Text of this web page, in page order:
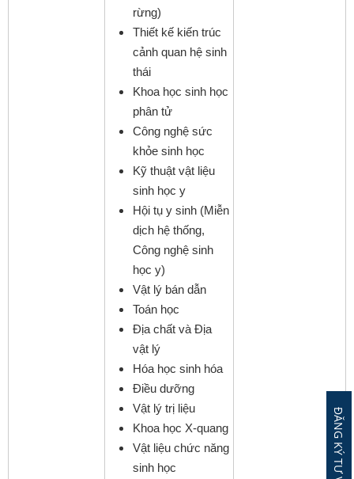
rừng)
Thiết kế kiến trúc
cảnh quan hệ sinh
thái
Khoa học sinh học
phân tử
Công nghệ sức
khỏe sinh học
Kỹ thuật vật liệu
sinh học y
Hội tụ y sinh (Miễn
dịch hệ thống,
Công nghệ sinh
học y)
Vật lý bán dẫn
Toán học
Địa chất và Địa
vật lý
Hóa học sinh hóa
Điều dưỡng
Vật lý trị liệu
Khoa học X-quang
Vật liệu chức năng
sinh học